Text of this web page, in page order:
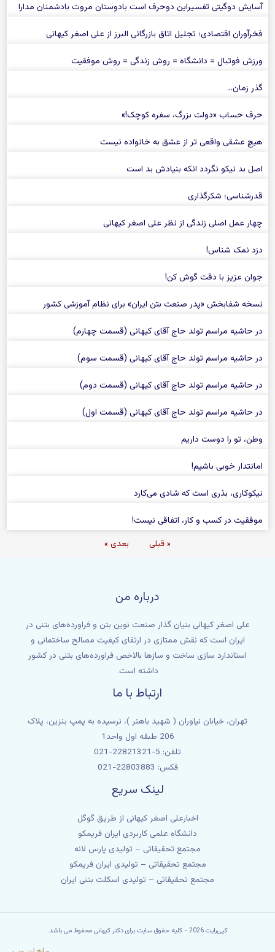
آسایش دوگیتی تفسیراین دوحرف است بادوستان مروت بادشمنان مدارا
فخرآوران اقتصادی؛ تجلیل اتاق بازرگانی البرز از علی‌ اصغر کیهانی
ورزش فوتبال = دانشگاه = روش زندگی = روش موفقیت
گذر زمان…
حرف حساب «دولت بزرگ، سفره كوچک!»
هیچ عشقی واقعی تر از عشق به خانواده نیست
اصل بد نیکو نگردد انکه بنیادش بد است
قدرشناسی؛ شکرگذاری
چهار عمل اصلی زندگی از نظر علی اصغر کیهانی
دزد نمک شناس!
جوان عزیز با دقت گوش کن!
نسخه شفابخش «پدر صنعت بتن ایران» برای نظام آموزشی کشور
در حاشیه مراسم تولد حاج آقای کیهانی (قسمت چهارم)
در حاشیه مراسم تولد حاج آقای کیهانی (قسمت سوم)
در حاشیه مراسم تولد حاج آقای کیهانی (قسمت دوم)
در حاشیه مراسم تولد حاج آقای کیهانی (قسمت اول)
وطن، تو را دوست داریم
امانتدار خوبی باشیم!
نیکوکاری، بذری است که شادی می‌کارد
موفقیت در کسب و کار، اتفاقی نیست!
« قبلی بعدی »
درباره من
علی اصغر کیهانی بنیان گذار صنعت نوین بتن و فراورده‌های بتنی در
ایران است که نقش ممتازی در ارتقای کیفیت مصالح ساختمانی و
استاندارد سازی ساخت و سازها بالاخص فراورده‌های بتنی در کشور
داشته است.
ارتباط با ما
تهران، خیابان نیاوران ( شهید باهنر )، نرسیده به پمپ بنزین، پلاک
206 طبقه اول واحد1
تلفن: 5-22821321-021
فکس: 22803883-021
لینک سریع
اخبارعلی اصغر کیهانی از طریق گوگل
دانشگاه علمی کاربردی ایران فریمکو
مجتمع تحقیقاتی – تولیدی پارس لانه
مجتمع تحقیقاتی – تولیدی ایران فریمکو
مجتمع تحقیقاتی – تولیدی اسکلت بتنی ایران
کپی‌رایت 2026 - کلیه حقوق سایت برای دکتر کیهانی محفوظ می باشد.